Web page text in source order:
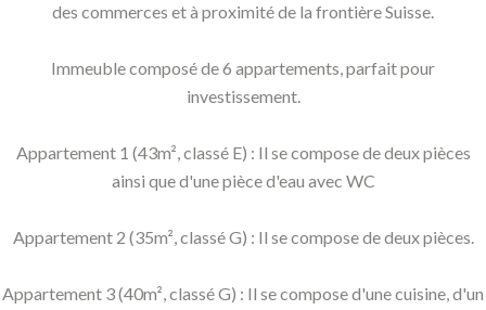
des commerces et à proximité de la frontière Suisse.
Immeuble composé de 6 appartements, parfait pour
investissement.
Appartement 1 (43m², classé E) : Il se compose de deux pièces
ainsi que d'une pièce d'eau avec WC
Appartement 2 (35m², classé G) : Il se compose de deux pièces.
Appartement 3 (40m², classé G) : Il se compose d'une cuisine, d'un